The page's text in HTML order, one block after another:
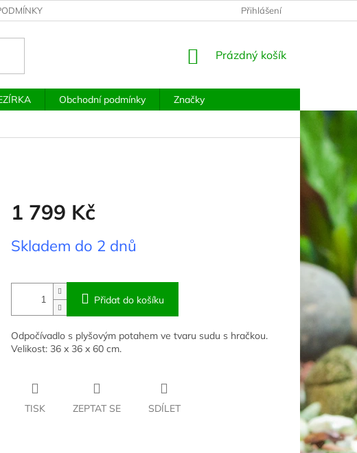
PODMÍNKY OCHRANY OSOBNÍCH ÚDAJŮ MOJE OBJEDNÁVKA
Přihlášení
NÁKUPNÍ
Prázdný košík
Obchodní podmínky
Značky
1 799 Kč
cena:
Skladem do 2 dnů
Přidat do košíku
Odpočívadlo s plyšovým potahem ve tvaru sudu s hračkou.
Velikost: 36 x 36 x 60 cm.
TISK ZEPTAT SE SDÍLET